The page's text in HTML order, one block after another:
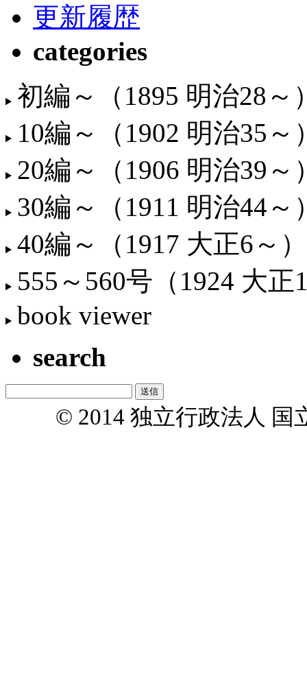
更新履歴
categories
初編～（1895 明治28～
10編～（1902 明治35～
20編～（1906 明治39～
30編～（1911 明治44～
40編～（1917 大正6～）
555～560号（1924 大正
book viewer
search
© 2014 独立行政法人 国